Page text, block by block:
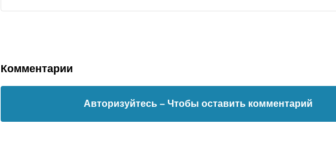
Комментарии
Авторизуйтесь – Чтобы оставить комментарий